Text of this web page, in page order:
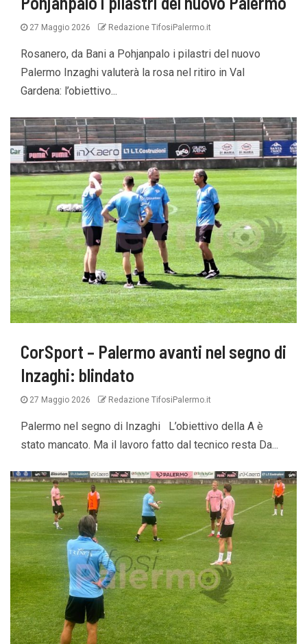
27 Maggio 2026 Redazione TifosiPalermo.it
Rosanero, da Bani a Pohjanpalo i pilastri del nuovo
Palermo Inzaghi valuterà la rosa nel ritiro in Val
Gardena: l’obiettivo...
CorSport – Palermo avanti nel segno di
Inzaghi: blindato
27 Maggio 2026 Redazione TifosiPalermo.it
Palermo nel segno di Inzaghi L’obiettivo della A è
stato mancato. Ma il lavoro fatto dal tecnico resta Da...